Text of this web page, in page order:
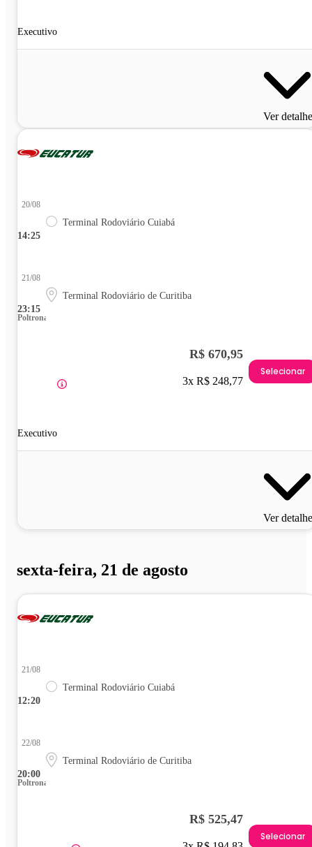
Executivo
Ver
14:25
20/08
Terminal Rodoviário Cuiabá
23:15
21/08
Terminal Rodoviário de Curitiba
Poltrona
Executivo
R$ 670,95
3x R$ 248,77
Selecionar
Ver
sexta-feira, 21 de agosto
12:20
21/08
Terminal Rodoviário Cuiabá
20:00
22/08
Terminal Rodoviário de Curitiba
Poltrona
R$ 525,47
Selecionar